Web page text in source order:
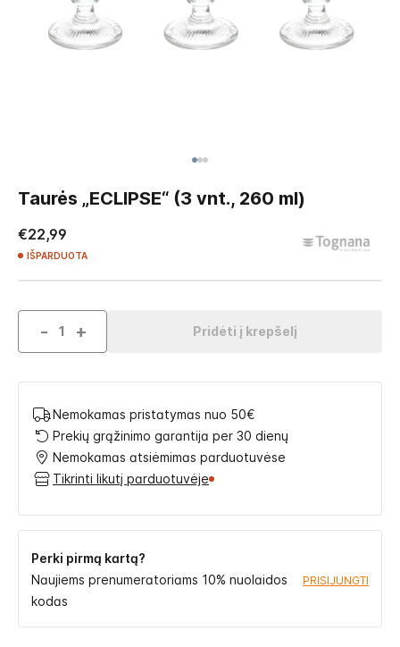
to
beginning
of
images
Taurės „ECLIPSE“ (3 vnt., 260 ml)
€22,99
IŠPARDUOTA
- + Pridėti į krepšelį
Nemokamas pristatymas nuo 50€
Prekių grąžinimo garantija per 30 dienų
Nemokamas atsiėmimas parduotuvėse
Tikrinti likutį parduotuvėje
Perki pirmą kartą?
Naujiems prenumeratoriams 10% nuolaidos
kodas
PRISIJUNGTI